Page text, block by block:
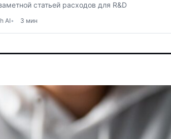
статьей расходов для R&D
AI 3 мин